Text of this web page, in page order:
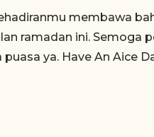
membawa
ramadan ini. Semoga
ya. Have An Aice